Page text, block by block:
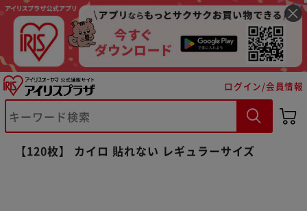
ログイン/会員情報
【120枚】 カイロ 貼れない レギュラーサイズ